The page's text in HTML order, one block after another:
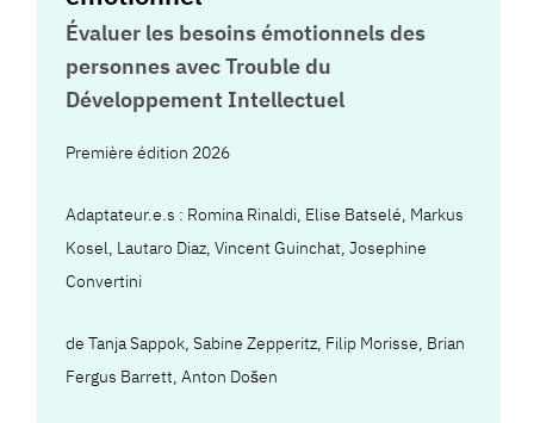
Évaluer les besoins émotionnels des
personnes avec Trouble du
Développement Intellectuel
Première édition 2026
Adaptateur.e.s : Romina Rinaldi, Elise Batselé, Markus
Kosel, Lautaro Diaz,Vincent Guinchat,Josephine
Convertini
deTanja Sappok,Sabine Zepperitz, Filip Morisse, Brian
Fergus Barrett,Anton Došen